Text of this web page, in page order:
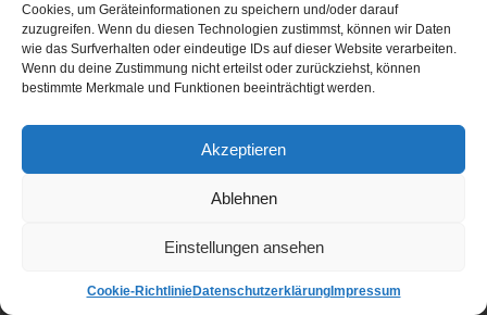
Cookies, um Geräteinformationen zu speichern und/oder darauf
zuzugreifen. Wenn du diesen Technologien zustimmst, können wir Daten
wie das Surfverhalten oder eindeutige IDs auf dieser Website verarbeiten.
Wenn du deine Zustimmung nicht erteilst oder zurückziehst, können
bestimmte Merkmale und Funktionen beeinträchtigt werden.
Akzeptieren
Ablehnen
Einstellungen ansehen
Cookie-RichtlinieDatenschutzerklärungImpressum
Entscheidung steht im Raum:
wählt er den Weg der Liebe – oder
erfüllt er seinen Auftrag? „Tolle
Charaktere, flüssiger Schreibstil
mit der richtigen Mischung aus
Sterne) (ca. 231 Seiten) –
günstig?
Neuerscheinung: nur 99 Cent
statt2,99 €!